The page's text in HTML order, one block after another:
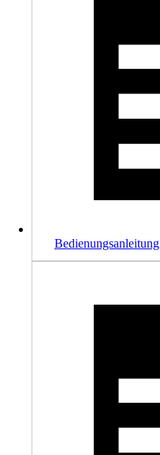
Bedienungsanleitung